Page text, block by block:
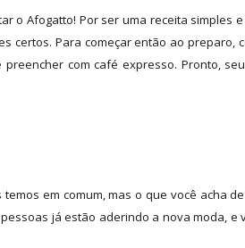
o Afogatto! Por ser uma receita simples
certos. Para começar então ao preparo,
com café expresso. Pronto,
em comum, mas o que você acha
já estão aderindo a nova moda, e